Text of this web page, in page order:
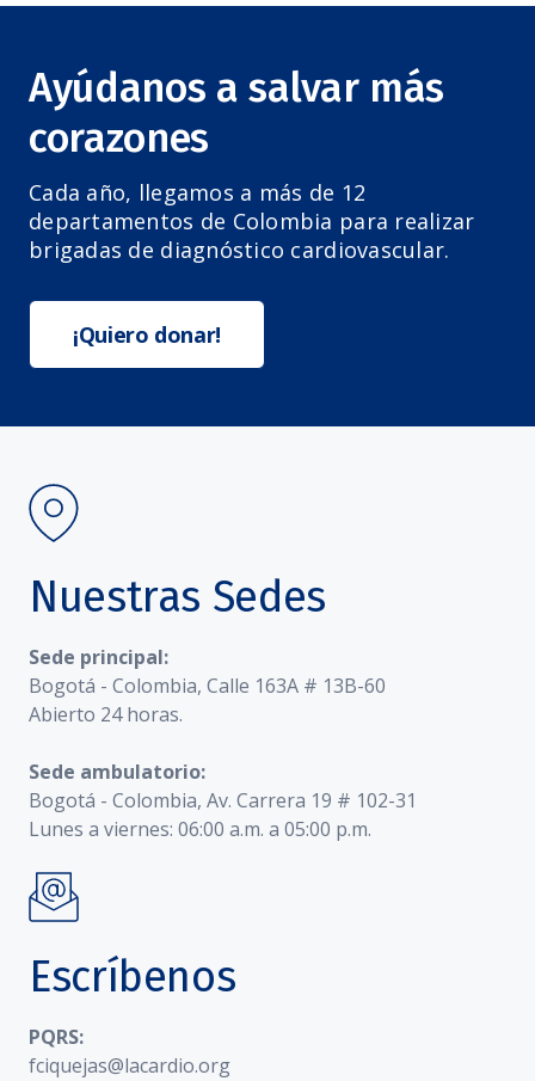
Ayúdanos a salvar más
corazones
Cada año, llegamos a más de 12
departamentos de Colombia para realizar
brigadas de diagnóstico cardiovascular.
¡Quiero donar!
Nuestras Sedes
Sede principal:
Bogotá - Colombia, Calle 163A # 13B-60
Abierto 24 horas.
Sede ambulatorio:
Bogotá - Colombia, Av. Carrera 19 # 102-31
Lunes a viernes: 06:00 a.m. a 05:00 p.m.
Escríbenos
PQRS:
fciquejas@lacardio.org